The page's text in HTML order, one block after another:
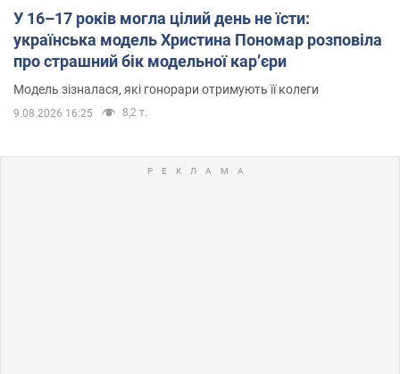
У 16–17 років могла цілий день не їсти:
українська модель Христина Пономар розповіла
про страшний бік модельної кар’єри
Модель зізналася, які гонорари отримують її колеги
9.08.2026 16:25 8,2 т.